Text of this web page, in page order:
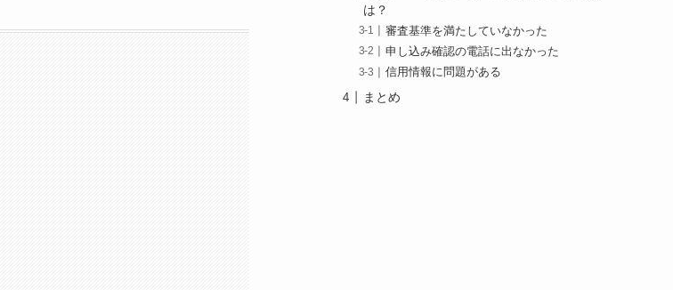
は？
審査基準を満たしていなかった
申し込み確認の電話に出なかった
信用情報に問題がある
まとめ